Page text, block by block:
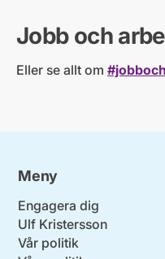
Jobb och
Eller se allt om
Meny
Engagera dig
Ulf Kristersson
Vår politik